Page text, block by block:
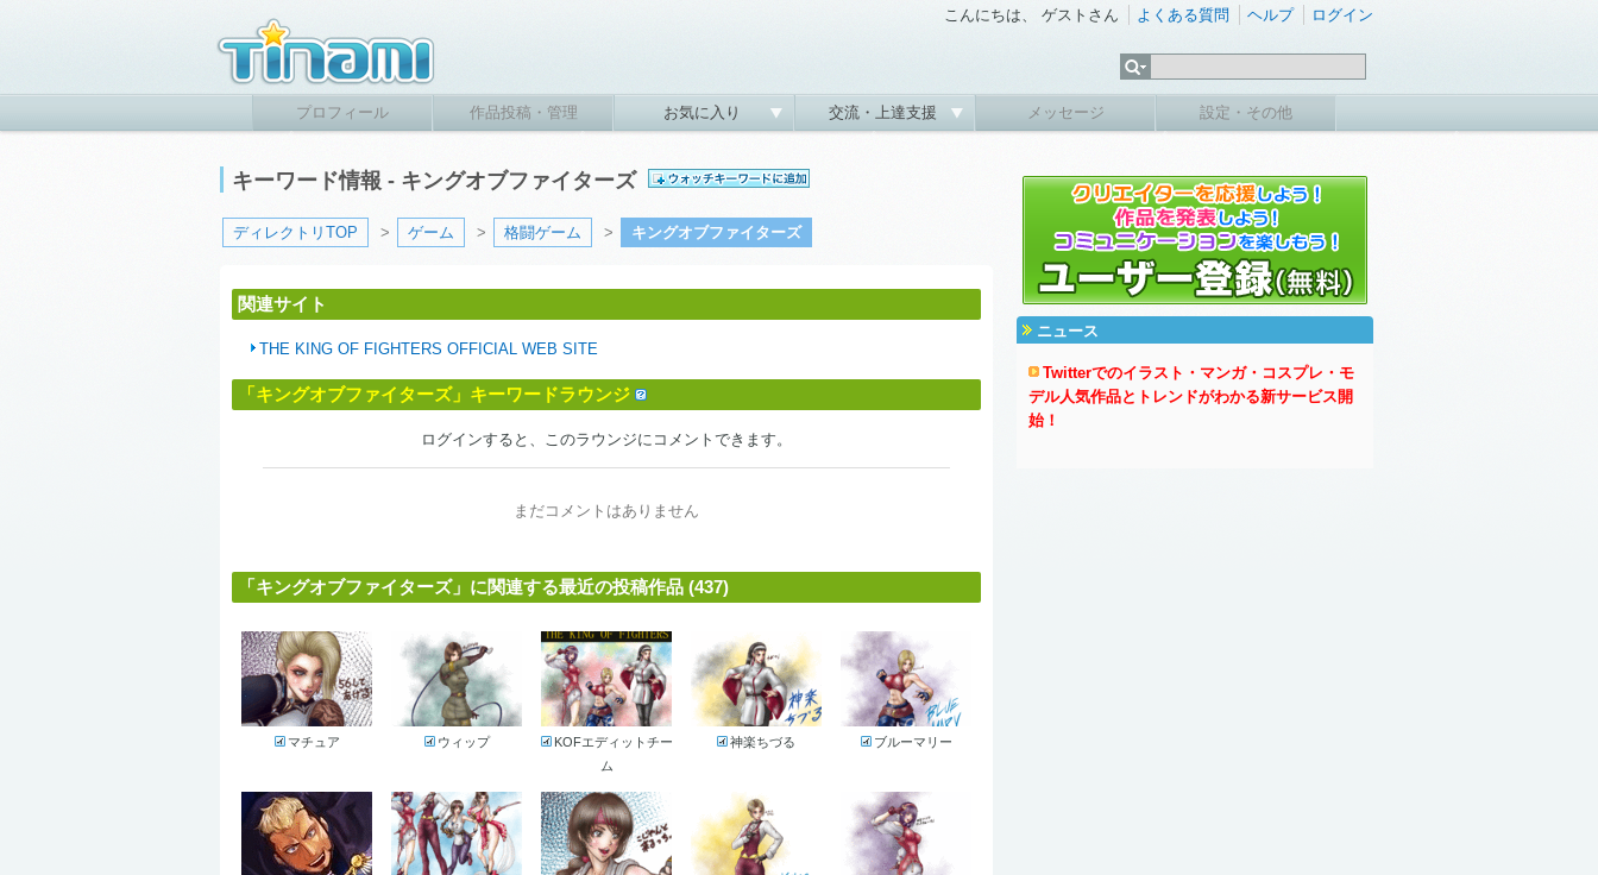
こんにちは、 ゲストさん よくある質問 ヘルプ ログイン
プロフィール 作品投稿・管理 お気に入り 交流・上達支援 メッセージ 設定・その他
キーワード情報 - キングオブファイターズ
ディレクトリTOP > ゲーム > 格闘ゲーム > キングオブファイターズ
関連サイト
THE KING OF FIGHTERS OFFICIAL WEB SITE
「キングオブファイターズ」キーワードラウンジ
ログインすると、このラウンジにコメントできます。
まだコメントはありません
「キングオブファイターズ」に関連する最近の投稿作品 (437)
マチュア ウィップ
KOFエディットチー
ム
神楽ちづる ブルーマリー
ニュース
Twitterでのイラスト・マンガ・コスプレ・モ
デル人気作品とトレンドがわかる新サービス開
始！